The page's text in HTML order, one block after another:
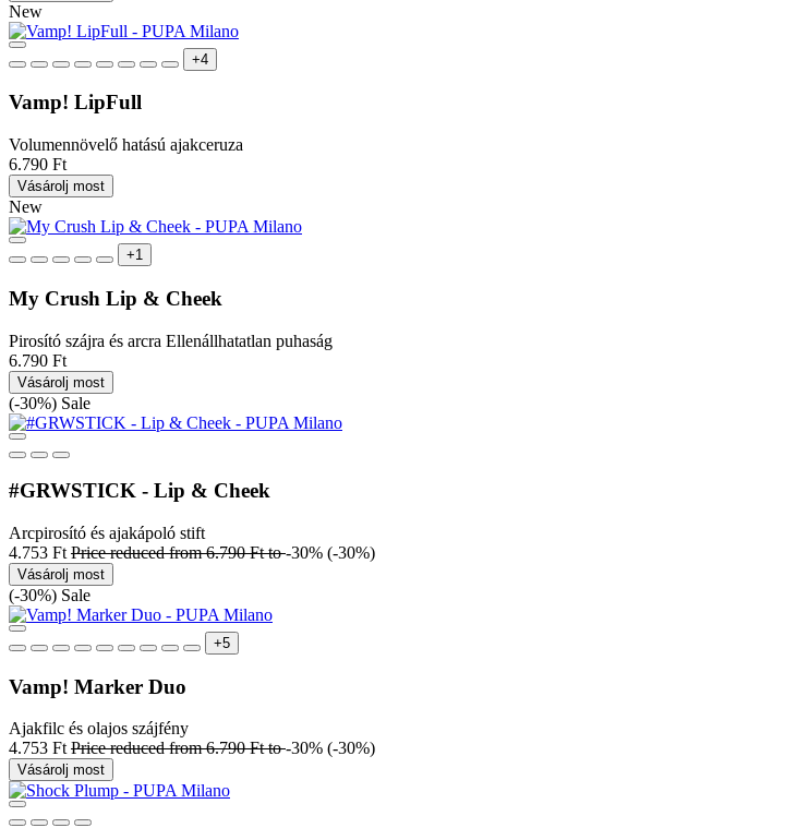
New
+4
Vamp! LipFull
Volumennövelő hatású ajakceruza
6.790 Ft
Vásárolj most
New
+1
My Crush Lip & Cheek
Pirosító szájra és arcra Ellenállhatatlan puhaság
6.790 Ft
Vásárolj most
(-30%) Sale
#GRWSTICK - Lip & Cheek
Arcpirosító és ajakápoló stift
4.753 Ft Price reduced from6.790 Ftto-30% (-30%)
Vásárolj most
(-30%) Sale
+5
Vamp! Marker Duo
Ajakfilc és olajos szájfény
4.753 Ft Price reduced from6.790 Ftto-30% (-30%)
Vásárolj most